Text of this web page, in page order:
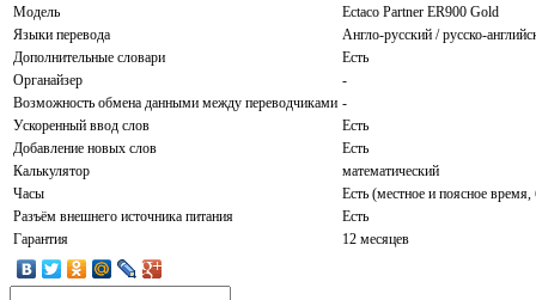
Модель
Ectaco Partner ER900 Gold
Языки перевода
Англо-русский / русско-
Дополнительные словари
Есть
Органайзер
-
Возможность обмена данными между переводчиками -
Ускоренный ввод слов
Есть
Добавление новых слов
Есть
Калькулятор
математический
Часы
Есть (местное и поясное время,
Разъём внешнего источника питания
Есть
Гарантия
12 месяцев